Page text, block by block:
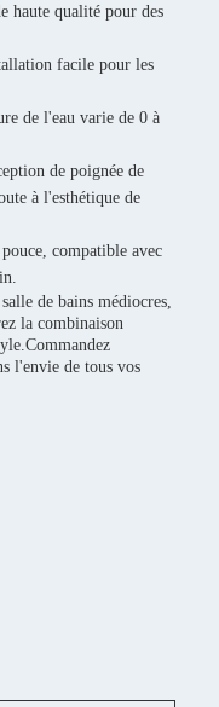
haute qualité pour des
facile pour les
de l'eau varie de 0 à
de poignée de
à l'esthétique de
compatible avec
de bains médiocres,
la combinaison
l'envie de tous vos